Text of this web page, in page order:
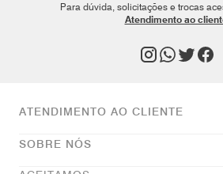
Para dúvida, solicitações e trocas
Atendimento ao
ATENDIMENTO AO CLIENTE
SOBRE NÓS